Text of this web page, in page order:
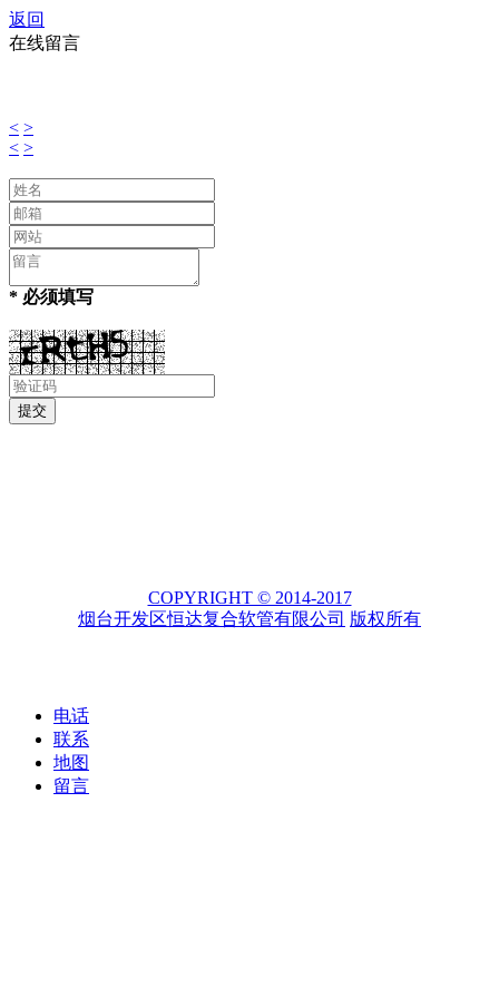
返回
在线留言
< >
< >
* 必须填写
COPYRIGHT © 2014-2017
烟台开发区恒达复合软管有限公司 版权所有
电话
联系
地图
留言